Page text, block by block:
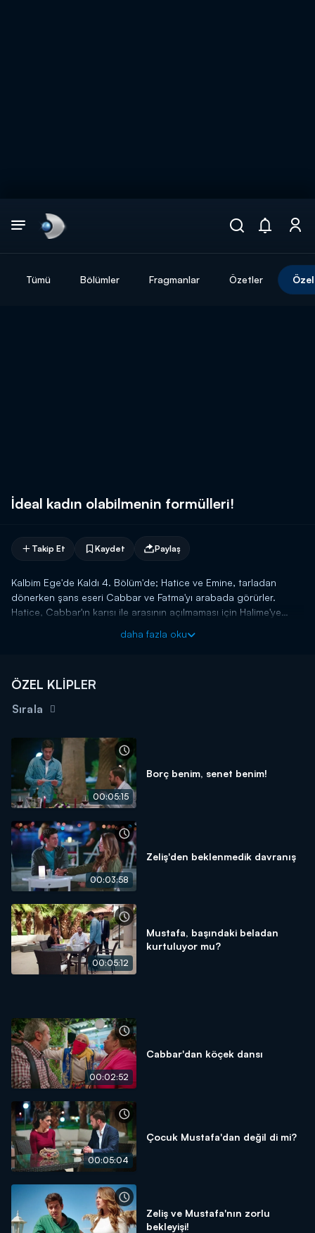
Tümü Bölümler Fragmanlar Özetler
İdeal kadın olabilmenin formülleri!
Takip Et Kaydet Paylaş
Kalbim Ege'de Kaldı 4. Bölüm'de; Hatice ve Emine, tarladan
dönerken şans eseri Cabbar ve Fatma'yı arabada görürler.
Hatice, Cabbar'ın karısı ile arasının açılmaması için Halime'ye
daha fazla oku
ÖZEL KLİPLER
Sırala
00:05:15
Borç benim, senet benim!
00:03:58
Zeliş'den beklenmedik davranış
00:05:12
Mustafa, başındaki beladan
kurtuluyor mu?
00:02:52
Cabbar'dan köçek dansı
00:05:04
Çocuk Mustafa'dan değil di mi?
Zeliş ve Mustafa'nın zorlu
bekleyişi!